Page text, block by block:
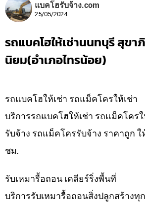
แบคโฮรับจ้าง.com
25/05/2024
รถแบคโฮให้เช่านนทบุรี สุขา
นิยม(อำเภอไทรน้อย)
รถแบคโฮให้เช่า รถแม็คโครให้เช่า
บริการรถแบคโฮให้เช่า รถแม็คโคร
รับจ้าง รถแม็คโครรับจ้าง ราคาถูก
ชม.
รับเหมารื้อถอน เคลียร์ริ่งพื้นที่
บริการรับเหมารื้อถอนสิ่งปลูกสร้าง